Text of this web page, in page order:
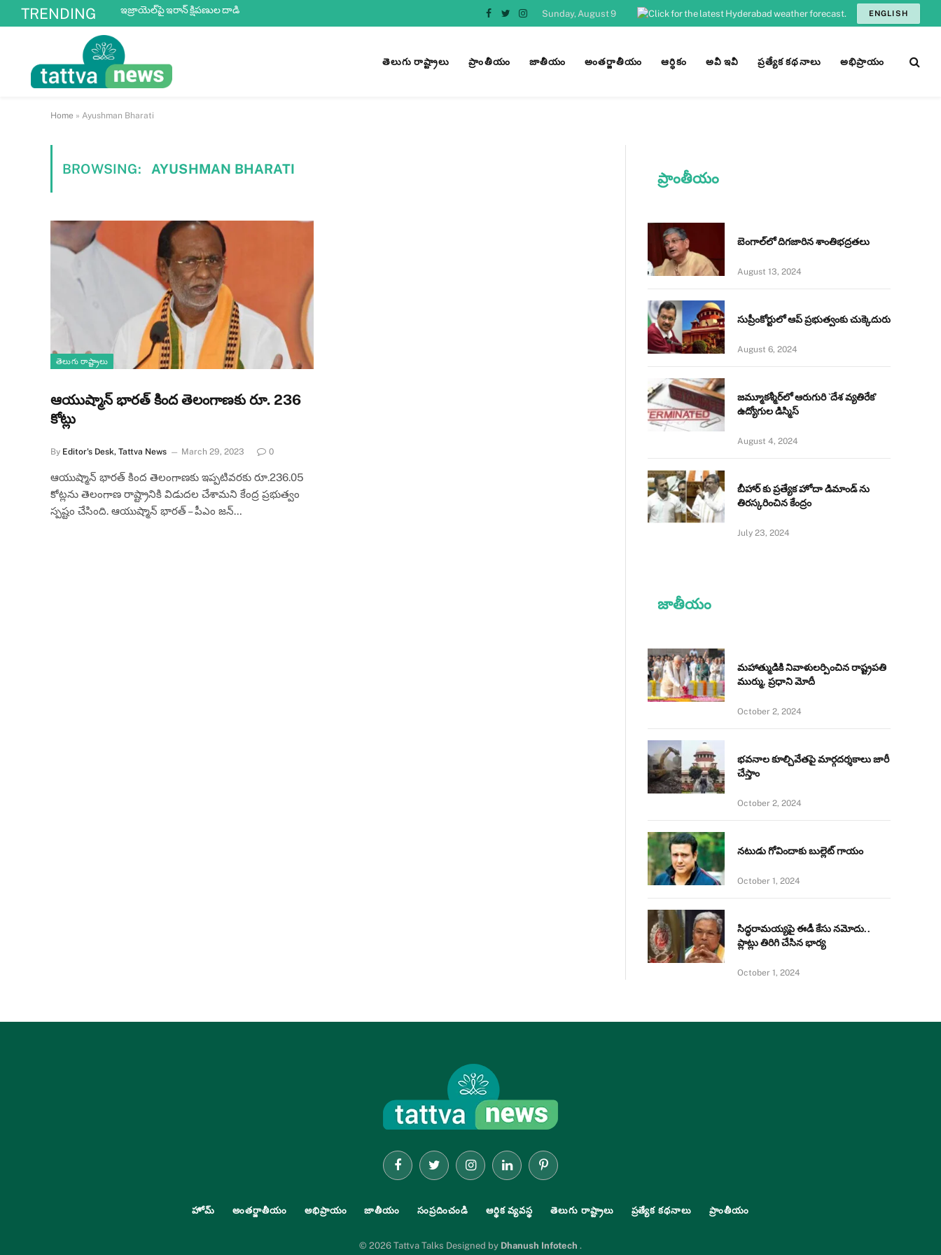
TRENDING
ఇజ్రాయెల్‌పై ఇరాన్ క్షిపణుల దాడి
Facebook
TwitterInstagram
Sunday, August 9 ENGLISH
తెలుగు రాష్ట్రాలు ప్రాంతీయం జాతీయం అంతర్జాతీయం ఆర్ధికం అవీ ఇవీ ప్రత్యేక కథనాలు అభిప్రాయం
Home » Ayushman Bharati
BROWSING: AYUSHMAN BHARATI
తెలుగు రాష్ట్రాలు
ఆయుష్మాన్ భారత్ కింద తెలంగాణకు రూ. 236
కోట్లు
By Editor's Desk, Tattva News March 29, 2023 0
ఆయుష్మాన్ భారత్ కింద తెలంగాణకు ఇప్పటివరకు రూ.236.05
కోట్లను తెలంగాణ రాష్ట్రానికి విడుదల చేశామని కేంద్ర ప్రభుత్వం
స్పష్టం చేసింది. ఆయుష్మాన్ భారత్ – పీఎం జన్…
ప్రాంతీయం
బెంగాల్‌లో దిగజారిన శాంతిభద్రతలు
August 13, 2024
సుప్రీంకోర్టులో ఆప్ ప్రభుత్వంకు చుక్కెదురు
August 6, 2024
జమ్మూకశ్మీర్‌లో ఆరుగురి `దేశ వ్యతిరేక’
ఉద్యోగుల డిస్మిస్‌
August 4, 2024
బీహార్ కు ప్రత్యేక హోదా డిమాండ్ ను
తిరస్కరించిన కేంద్రం
July 23, 2024
జాతీయం
మహాత్ముడికి నివాళులర్పించిన రాష్ట్రపతి
ముర్ము, ప్రధాని మోదీ
October 2, 2024
భవనాల కూల్చివేతపై మార్గదర్శకాలు జారీ
చేస్తాం
October 2, 2024
నటుడు గోవిందాకు బుల్లెట్ గాయం
October 1, 2024
సిద్ధరామయ్యపై ఈడీ కేసు నమోదు..
ప్లాట్లు తిరిగి చేసిన భార్య
October 1, 2024
FacebookTwitter InstagramLinkedInPinterest
హోమ్ అంతర్జాతీయం అభిప్రాయం జాతీయం సంప్రదించండి ఆర్థిక వ్యవస్థ తెలుగు రాష్ట్రాలు ప్రత్యేక కథనాలు ప్రాంతీయం
© 2026 Tattva Talks Designed by Dhanush Infotech .